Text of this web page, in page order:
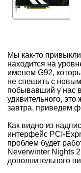
Мы как-то
находится на
именем G92,
не спешить с
побывавший у нас
удивительного,
завтра, приведем
Как видно из
интерфейс PCI-
проблем будет
Neverwinter Nights
дополнительного